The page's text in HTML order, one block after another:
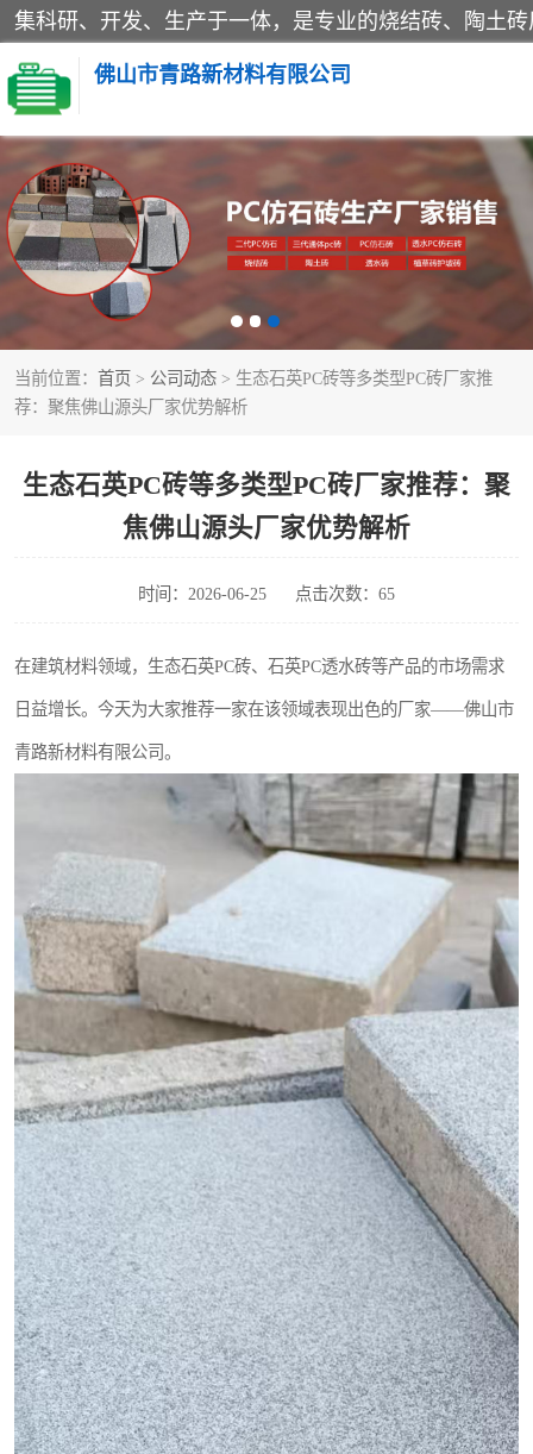
佛山市青路新材料有限公司
当前位置： 首页 > 公司动态 > 生态石英PC砖等多类型PC砖厂家推
荐：聚焦佛山源头厂家优势解析
生态石英PC砖等多类型PC砖厂家推荐：聚
焦佛山源头厂家优势解析
时间：2026-06-25 点击次数：65
在建筑材料领域，生态石英PC砖、石英PC透水砖等产品的市场需求
日益增长。今天为大家推荐一家在该领域表现出色的厂家——佛山市
青路新材料有限公司。